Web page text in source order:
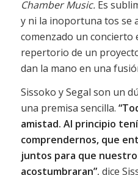
Chamber Music.Es
y ni la inoportuna tos se
comenzado un concierto
repertorio de un
dan la mano en una
Sissoko y Segal son un
una premisa sencilla.
amistad. Al principio
comprendernos, que
juntos para que
acostumbraran”, dice